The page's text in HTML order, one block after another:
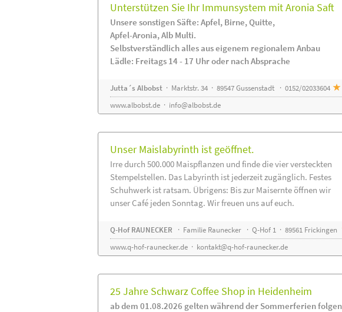
Unterstützen Sie Ihr Immunsystem mit Aronia Saft
Unsere sonstigen Säfte: Apfel, Birne, Quitte,
Apfel-Aronia, Alb Multi.
Selbstverständlich alles aus eigenem regionalem Anbau
Lädle: Freitags 14 - 17 Uhr oder nach Absprache
Jutta´s Albobst· Marktstr. 34 · 89547 Gussenstadt · 0152/02033604
www.albobst.de· info@albobst.de
Unser Maislabyrinth ist geöffnet.
Irre durch 500.000 Maispflanzen und finde die vier versteckten
Stempelstellen. Das Labyrinth ist jederzeit zugänglich. Festes
Schuhwerk ist ratsam. Übrigens: Bis zur Maisernte öffnen wir
unser Café jeden Sonntag. Wir freuen uns auf euch.
Q-Hof RAUNECKER
· Familie Raunecker · Q-Hof 1 · 89561 Frickingen
www.q-hof-raunecker.de· kontakt@q-hof-raunecker.de
25 Jahre Schwarz Coffee Shop in Heidenheim
ab dem 01.08.2026 gelten während der Sommerferien